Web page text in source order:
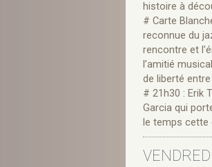
histoire à
# Carte
reconnue du
rencontre et
l’amitié
de liberté
# 21h30 : Erik
Garcia qui
le temps